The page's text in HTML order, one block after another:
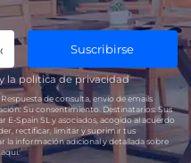
Suscribirse
y lapolítica de privacidad
Respuesta de consulta, envío de emails
Su consentimiento. Destinatarios:Sus
E-Spain SL y asociados, acogido al acuerdo
rectificar, limitar y suprimir tus
la información adicional y detallada sobre